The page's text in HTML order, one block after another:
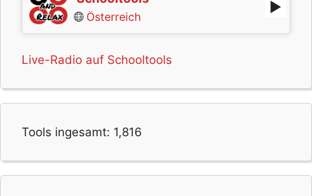
Österreich
Live-Radio auf Schooltools
Tools ingesamt: 1,816